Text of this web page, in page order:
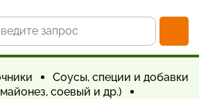
Соусы, специи и добавки
соевый и др.)